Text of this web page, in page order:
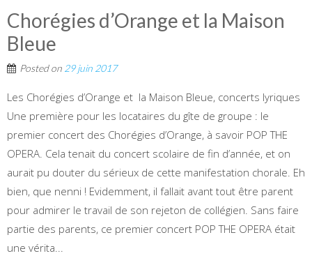
Chorégies d’Orange et la Maison
Bleue
Posted on 29 juin 2017
Les Chorégies d’Orange et la Maison Bleue, concerts lyriques
Une première pour les locataires du gîte de groupe : le
premier concert des Chorégies d’Orange, à savoir POP THE
OPERA. Cela tenait du concert scolaire de fin d’année, et on
aurait pu douter du sérieux de cette manifestation chorale. Eh
bien, que nenni ! Evidemment, il fallait avant tout être parent
pour admirer le travail de son rejeton de collégien. Sans faire
partie des parents, ce premier concert POP THE OPERA était
une vérita...